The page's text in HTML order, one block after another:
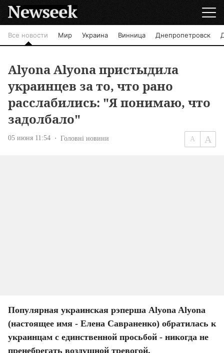
Все новости Мир Украина Винница Днепропетровск
Alyona Alyona пристыдила
украинцев за то, что рано
расслабились: "Я понимаю, что
задолбало"
05 июня 11:54 Головні новини
Популярная украинская рэперша Alyona Alyona
(настоящее имя - Елена Савраненко) обратилась к
украинцам с единственной просьбой - никогда не
пренебрегать воздушной тревогой.